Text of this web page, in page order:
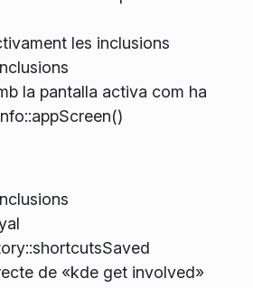
les inclusions
la pantalla activa com ha
de «kde get involved»